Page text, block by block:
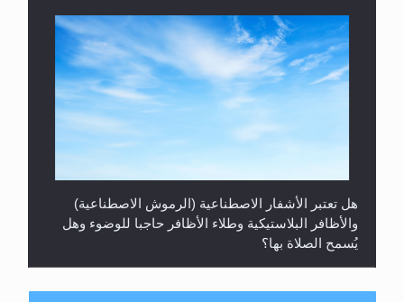
هل تعتبر الأشفار الاصطناعية (الرموش الاصطناعية)
والأظافر البلاستيكية وطلاء الأظافر حاجبا للوضوء وهل
يُسمح الصلاة بها؟